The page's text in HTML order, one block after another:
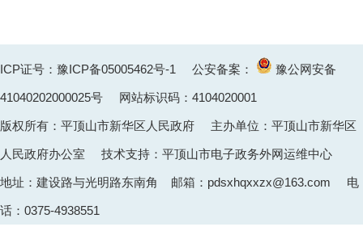
ICP证号：豫ICP备05005462号-1 公安备案： 豫公网安备
41040202000025号 网站标识码：4104020001
版权所有：平顶山市新华区人民政府 主办单位：平顶山市新华区
人民政府办公室 技术支持：平顶山市电子政务外网运维中心
地址：建设路与光明路东南角 邮箱：pdsxhqxxzx@163.com 电
话：0375-4938551